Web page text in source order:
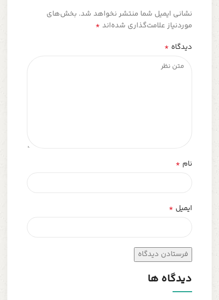
نشانی ایمیل شما منتشر نخواهد شد. بخش‌های
موردنیاز علامت‌گذاری شده‌اند *
دیدگاه *
نام *
ایمیل *
دیدگاه ها